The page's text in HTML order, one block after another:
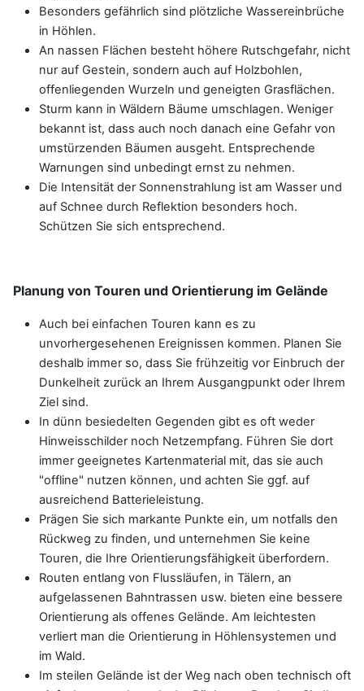
Besonders gefährlich sind plötzliche Wassereinbrüche
in Höhlen.
An nassen Flächen besteht höhere Rutschgefahr, nicht
nur auf Gestein, sondern auch auf Holzbohlen,
offenliegenden Wurzeln und geneigten Grasflächen.
Sturm kann in Wäldern Bäume umschlagen. Weniger
bekannt ist, dass auch noch danach eine Gefahr von
umstürzenden Bäumen ausgeht. Entsprechende
Warnungen sind unbedingt ernst zu nehmen.
Die Intensität der Sonnenstrahlung ist am Wasser und
auf Schnee durch Reflektion besonders hoch.
Schützen Sie sich entsprechend.
Planung von Touren und Orientierung im Gelände
Auch bei einfachen Touren kann es zu
unvorhergesehenen Ereignissen kommen. Planen Sie
deshalb immer so, dass Sie frühzeitig vor Einbruch der
Dunkelheit zurück an Ihrem Ausgangpunkt oder Ihrem
Ziel sind.
In dünn besiedelten Gegenden gibt es oft weder
Hinweisschilder noch Netzempfang. Führen Sie dort
immer geeignetes Kartenmaterial mit, das sie auch
"offline" nutzen können, und achten Sie ggf. auf
ausreichend Batterieleistung.
Prägen Sie sich markante Punkte ein, um notfalls den
Rückweg zu finden, und unternehmen Sie keine
Touren, die Ihre Orientierungsfähigkeit überfordern.
Routen entlang von Flussläufen, in Tälern, an
aufgelassenen Bahntrassen usw. bieten eine bessere
Orientierung als offenes Gelände. Am leichtesten
verliert man die Orientierung in Höhlensystemen und
im Wald.
Im steilen Gelände ist der Weg nach oben technisch oft